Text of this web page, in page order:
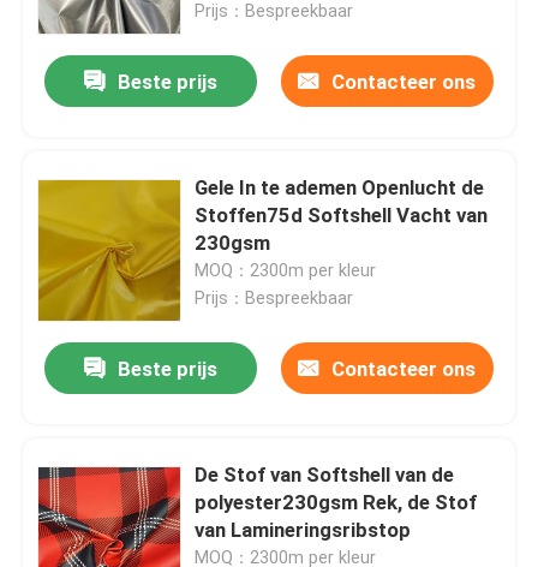
Over ons
Fabrieksreis
Contacteer ons
nieuws
Alle Gevallen
De Stof van het polyestergeheugen
De Stof van de polyestertaf
Prijs：Bespreekbaar
Beste prijs Contacteer ons
Gele In te ademen Openlucht de
Stoffen75d Softshell Vacht van
230gsm
MOQ：2300m per kleur
Prijs：Bespreekbaar
Beste prijs Contacteer ons
De Stof van Softshell van de
polyester230gsm Rek, de Stof
van Lamineringsribstop
MOQ：2300m per kleur